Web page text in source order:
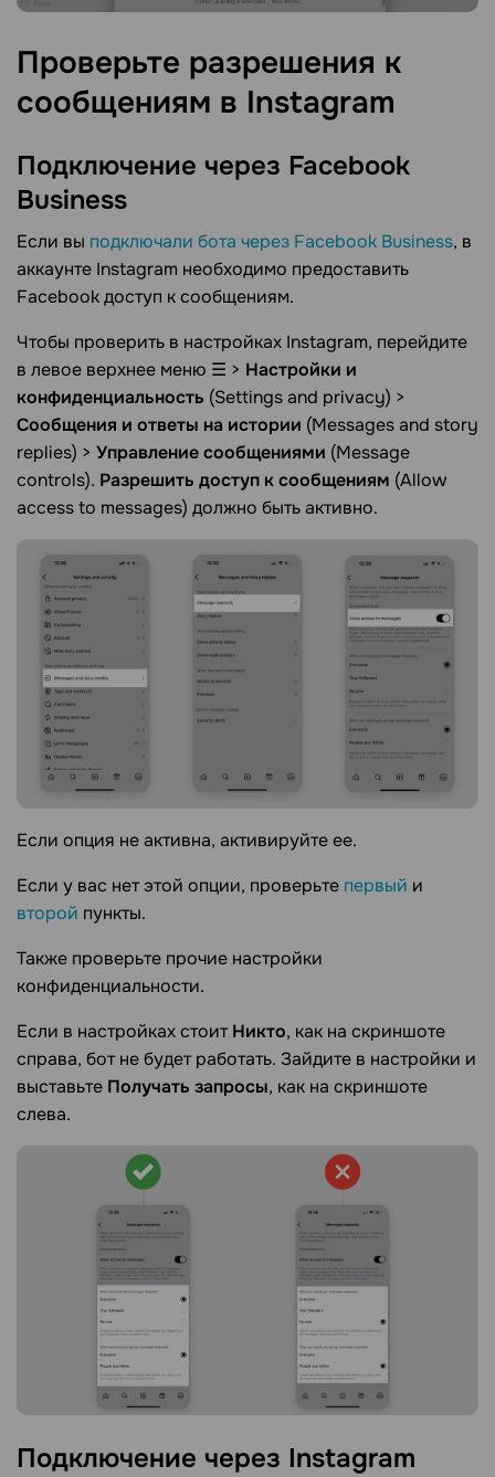
Проверьте разрешения к
сообщениям в Instagram
Подключение через Facebook
Business
Если вы подключали бота через Facebook Business, в
аккаунте Instagram необходимо предоставить
Facebook доступ к сообщениям.
Чтобы проверить в настройках Instagram, перейдите
в левое верхнее меню ☰ > Настройки и
конфиденциальность (Settings and privacy) >
Сообщения и ответы на истории (Messages and story
replies) > Управление сообщениями (Message
controls). Разрешить доступ к сообщениям (Allow
access to messages) должно быть активно.
Если опция не активна, активируйте ее.
Если у вас нет этой опции, проверьте первый и
второй пункты.
Также проверьте прочие настройки
конфиденциальности.
Если в настройках стоитНикто, как на скриншоте
справа, бот не будет работать. Зайдите в настройки и
выставьте Получать запросы, как на скриншоте
слева.
Подключение через Instagram